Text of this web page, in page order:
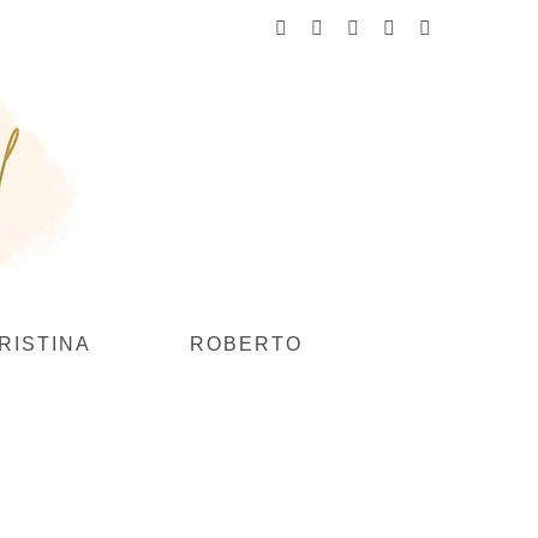
FacebookInstagramYouTube
Flickr
ROBERTO